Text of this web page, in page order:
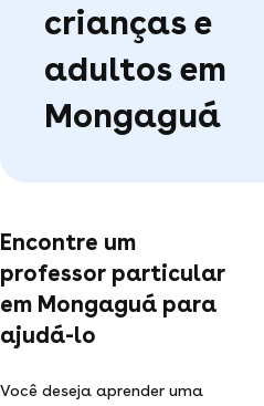
crianças e
adultos em
Mongaguá
Encontre um
professor particular
em Mongaguá para
ajudá-lo
Você deseja aprender uma